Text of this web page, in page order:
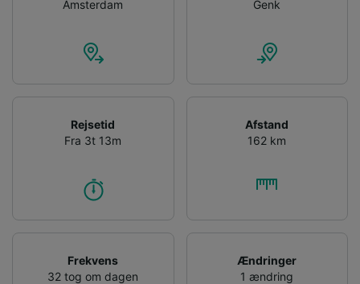
Amsterdam
Genk
Rejsetid
Fra 3t 13m
Afstand
162 km
Frekvens
32 tog om dagen
Ændringer
1 ændring
Opbevare og/eller tilgå oplysninger på en
målgruppeundersøgelser og udvikling af
Liste over partnere (leverandører)